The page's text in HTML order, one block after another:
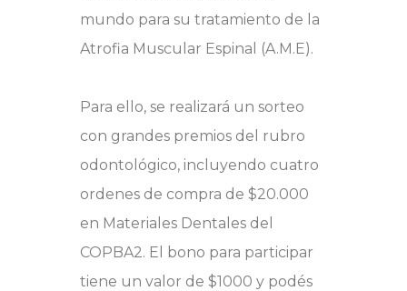
mundo para su tratamiento de la
Atrofia Muscular Espinal (A.M.E).
Para ello, se realizará un sorteo
con grandes premios del rubro
odontológico, incluyendo cuatro
ordenes de compra de $20.000
en Materiales Dentales del
COPBA2. El bono para participar
tiene un valor de $1000 y podés